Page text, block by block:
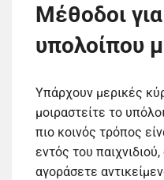
Μέθοδοι
υπολοίπου
Υπάρχουν μερικές
μοιραστείτε το
πιο κοινός τρόπος
εντός του
αγοράσετε